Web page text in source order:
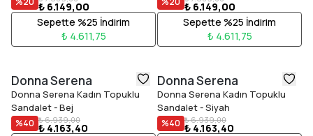
₺ 6.149,00
Sepette %25 İndirim
₺ 4.611,75
₺ 6.149,00
Sepette %25 İndirim
₺ 4.611,75
Donna Serena
Donna Serena Kadın Topuklu
Sandalet - Bej
%40 ₺ 6.939,00
₺ 4.163,40
Donna Serena
Donna Serena Kadın Topuklu
Sandalet - Siyah
%40 ₺ 6.939,00
₺ 4.163,40